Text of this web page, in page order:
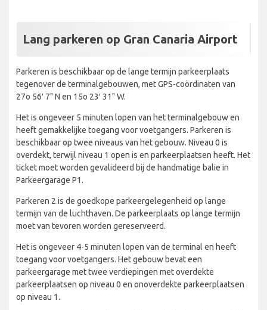
Lang parkeren op Gran Canaria Airport
Parkeren is beschikbaar op de lange termijn parkeerplaats
tegenover de terminalgebouwen, met GPS-coördinaten van
27o 56′ 7" N en 15o 23′ 31" W.
Het is ongeveer 5 minuten lopen van het terminalgebouw en
heeft gemakkelijke toegang voor voetgangers. Parkeren is
beschikbaar op twee niveaus van het gebouw. Niveau 0 is
overdekt, terwijl niveau 1 open is en parkeerplaatsen heeft. Het
ticket moet worden gevalideerd bij de handmatige balie in
Parkeergarage P1.
Parkeren 2 is de goedkope parkeergelegenheid op lange
termijn van de luchthaven. De parkeerplaats op lange termijn
moet van tevoren worden gereserveerd.
Het is ongeveer 4-5 minuten lopen van de terminal en heeft
toegang voor voetgangers. Het gebouw bevat een
parkeergarage met twee verdiepingen met overdekte
parkeerplaatsen op niveau 0 en onoverdekte parkeerplaatsen
op niveau 1.